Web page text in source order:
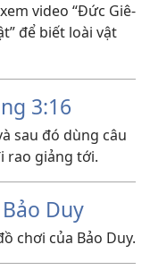
video “Đức Giê-
để biết loài vật
3:16
sau đó dùng câu
rao giảng tới.
Duy
chơi của Bảo Duy.